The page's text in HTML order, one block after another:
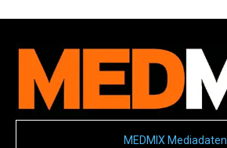
MEDMIX Mediadaten